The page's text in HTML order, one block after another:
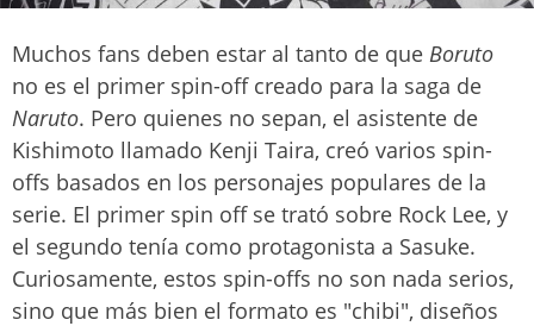
Muchos fans deben estar al tanto de que Boruto
no es el primer spin-off creado para la saga de
Naruto. Pero quienes no sepan, el asistente de
Kishimoto llamado Kenji Taira, creó varios spin-
offs basados en los personajes populares de la
serie. El primer spin off se trató sobre Rock Lee, y
el segundo tenía como protagonista a Sasuke.
Curiosamente, estos spin-offs no son nada serios,
sino que más bien el formato es "chibi", diseños